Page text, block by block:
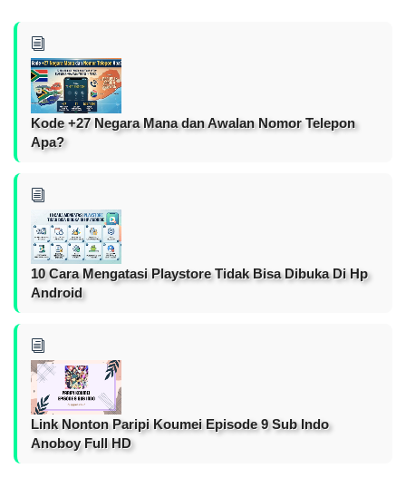
Kode +27 Negara Mana dan Awalan Nomor Telepon
Apa?
10 Cara Mengatasi Playstore Tidak Bisa Dibuka Di Hp
Android
Link Nonton Paripi Koumei Episode 9 Sub Indo
Anoboy Full HD